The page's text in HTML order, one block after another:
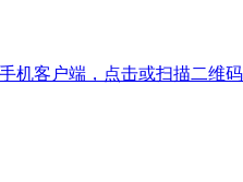
机客户端，点击或扫描二维